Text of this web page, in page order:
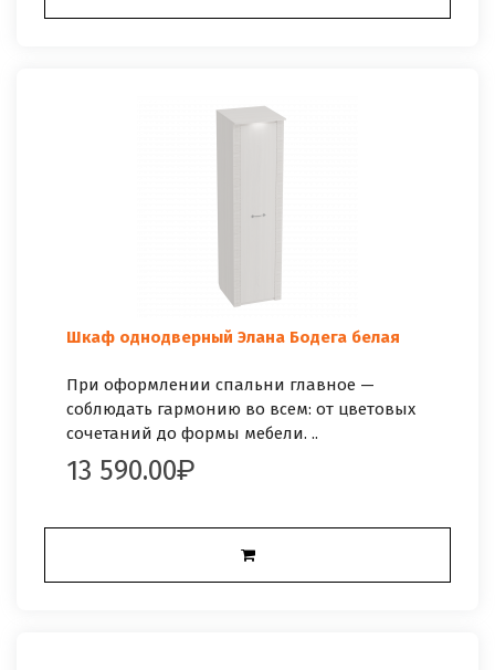
Шкаф однодверный Элана Бодега белая
При оформлении спальни главное —
соблюдать гармонию во всем: от цветовых
сочетаний до формы мебели. ..
13 590.00